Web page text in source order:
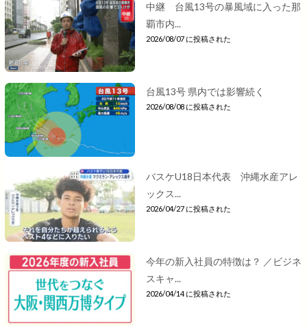
中継 台風13号の暴風域に入った那
覇市内...
2026/08/07 に投稿された
台風13号 県内では影響続く
2026/08/08 に投稿された
バスケU18日本代表 沖縄水産アレ
ックス...
2026/04/27 に投稿された
今年の新入社員の特徴は？ ／ビジネ
スキャ...
2026/04/14 に投稿された